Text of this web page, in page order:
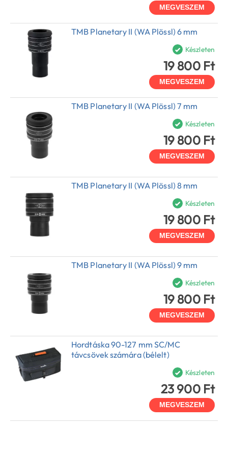
MEGVESZEM
TMB Planetary II (WA Plössl) 6 mm
Készleten
19 800 Ft
MEGVESZEM
TMB Planetary II (WA Plössl) 7 mm
Készleten
19 800 Ft
MEGVESZEM
TMB Planetary II (WA Plössl) 8 mm
Készleten
19 800 Ft
MEGVESZEM
TMB Planetary II (WA Plössl) 9 mm
Készleten
19 800 Ft
MEGVESZEM
Hordtáska 90-127 mm SC/MC
távcsövek számára (bélelt)
Készleten
23 900 Ft
MEGVESZEM